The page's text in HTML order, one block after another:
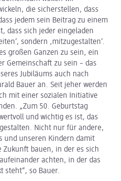
die sicherstellen, dass
jedem sein Beitrag zu einem
dass sich jeder eingeladen
sondern ,mitzugestalten‘.
großen Ganzen zu sein, ein
Gemeinschaft zu sein – das
Jubiläums auch nach
Bauer an. Seit jeher werden
mit einer sozialen Initiative
„Zum 50. Geburtstag
und wichtig es ist, das
Nicht nur für andere,
und unseren Kindern damit
Zukunft bauen, in der es sich
achten, in der das
steht“, so Bauer.